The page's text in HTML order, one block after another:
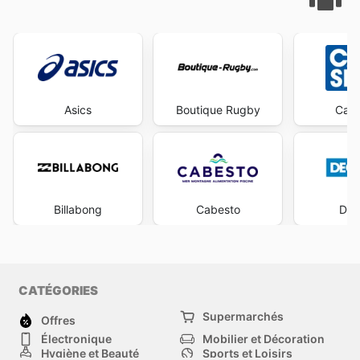
Stay up to date with Fitness Boutique's weekly ads and
enjoy exclusive savings every day.
Asics
Billabong
Boutique Rugby
Cabesto
CATÉGORIES
Offres
Supermarchés
Électronique
Mobilier et Décoration
Hygiène et Beauté
Sports et Loisirs